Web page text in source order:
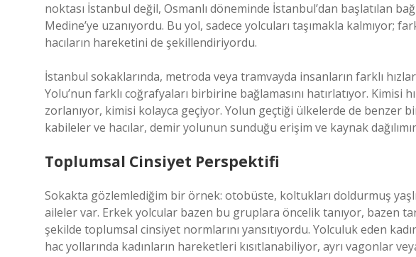
noktası İstanbul değil, Osmanlı döneminde İstanbul’dan başlatılan
Medine’ye uzanıyordu. Bu yol, sadece yolcuları taşımakla kalmıyor;
hacıların hareketini de şekillendiriyordu.
İstanbul sokaklarında, metroda veya tramvayda insanların farklı
Yolu’nun farklı coğrafyaları birbirine bağlamasını hatırlatıyor. Kimisi
zorlanıyor, kimisi kolayca geçiyor. Yolun geçtiği ülkelerde de benzer
kabileler ve hacılar, demir yolunun sunduğu erişim ve kaynak
Toplumsal Cinsiyet Perspektifi
Sokakta gözlemlediğim bir örnek: otobüste, koltukları doldurmuş
aileler var. Erkek yolcular bazen bu gruplara öncelik tanıyor, bazen
şekilde toplumsal cinsiyet normlarını yansıtıyordu. Yolculuk eden
hac yollarında kadınların hareketleri kısıtlanabiliyor, ayrı vagonlar